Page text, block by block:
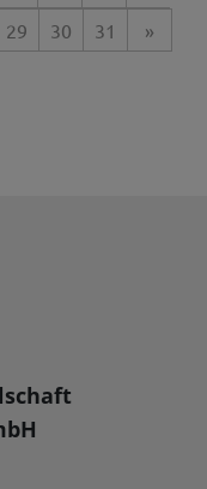
29 30 31 »